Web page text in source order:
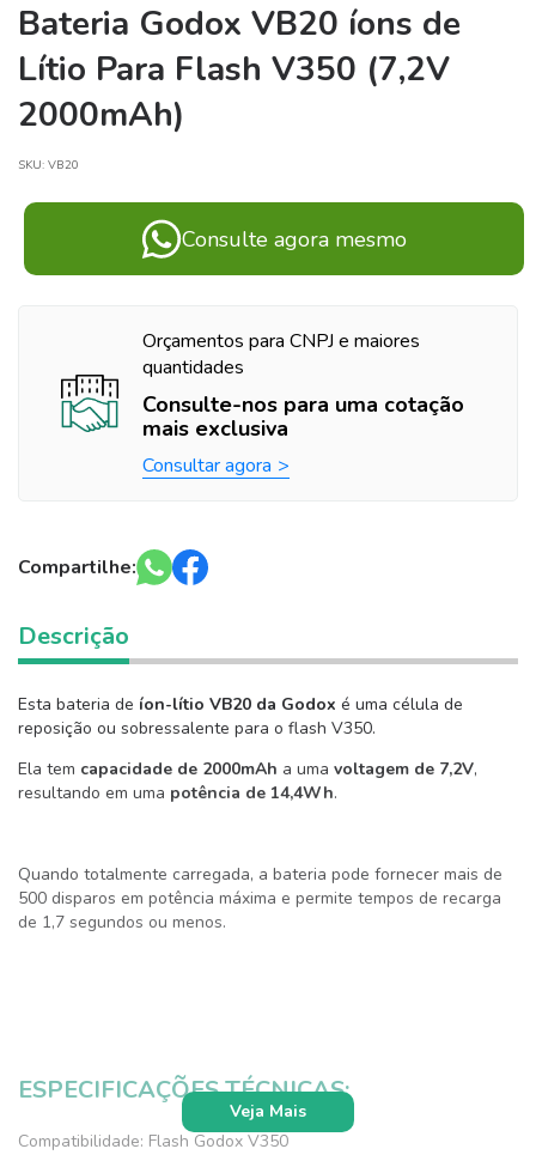
Bateria Godox VB20 íons de
Lítio Para Flash V350 (7,2V
2000mAh)
SKU: VB20
Consulte agora mesmo
Orçamentos para CNPJ e maiores
quantidades
Consulte-nos para uma cotação
mais exclusiva
Consultar agora
Compartilhe:
Descrição
Esta bateria de íon-lítio VB20 da Godox é uma célula de
reposição ou sobressalente para o flash V350.
Ela tem capacidade de 2000mAh a uma voltagem de 7,2V,
resultando em uma potência de 14,4Wh.
Quando totalmente carregada, a bateria pode fornecer mais de
500 disparos em potência máxima e permite tempos de recarga
de 1,7 segundos ou menos.
ESPECIFICAÇÕES TÉCNICAS:
Compatibilidade: Flash Godox V350
Veja Mais